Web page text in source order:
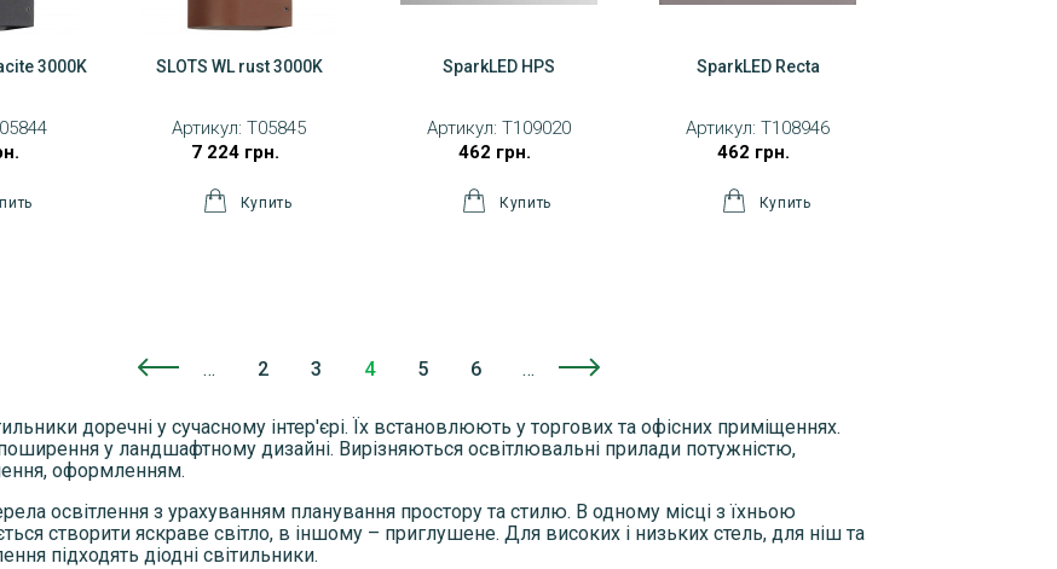
3000K SLOTS WL rust 3000K
Артикул:T05845
7 224 грн.
SparkLED HPS
Артикул: T109020
462 грн.
SparkLED Recta
Артикул:T108946
462 грн.
… 2 3 4 5 6 …
доречні у сучасному інтер'єрі. Їх встановлюють у торгових та офісних приміщеннях.
у ландшафтному дизайні. Вирізняються освітлювальні прилади потужністю,
оформленням.
освітлення з урахуванням планування простору та стилю. В одному місці з їхньою
створити яскраве світло, в іншому – приглушене. Для високих і низьких стель, для ніш та
підходять діодні світильники.